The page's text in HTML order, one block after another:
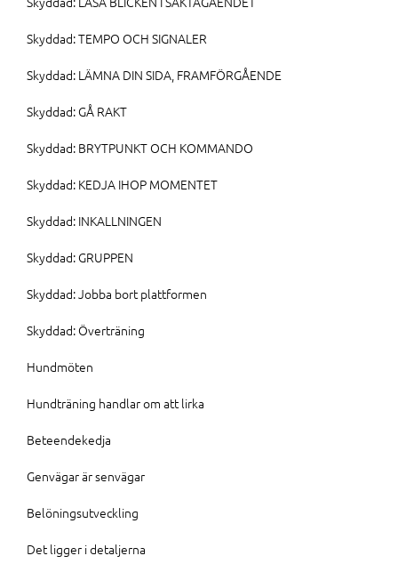
Skyddad: TEMPO OCH SIGNALER
Skyddad: LÄMNA DIN SIDA, FRAMFÖRGÅENDE
Skyddad: GÅ RAKT
Skyddad: BRYTPUNKT OCH KOMMANDO
Skyddad: KEDJA IHOP MOMENTET
Skyddad: INKALLNINGEN
Skyddad: GRUPPEN
Skyddad: Jobba bort plattformen
Skyddad: Överträning
Hundmöten
Hundträning handlar om att lirka
Beteendekedja
Genvägar är senvägar
Belöningsutveckling
Det ligger i detaljerna